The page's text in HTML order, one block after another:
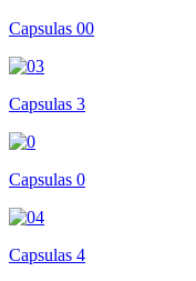
Capsulas 00
Capsulas 3
Capsulas 0
Capsulas 4